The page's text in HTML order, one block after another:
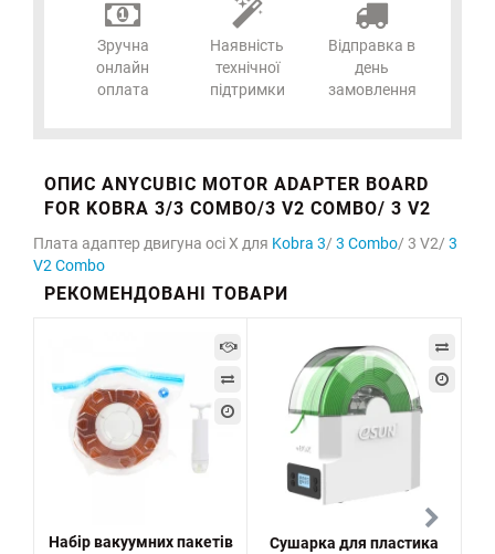
Зручна
онлайн
оплата
Наявність
технічної
підтримки
Відправка в
день
замовлення
ОПИС ANYCUBIC MOTOR ADAPTER BOARD
FOR KOBRA 3/3 COMBO/3 V2 COMBO/ 3 V2
Плата адаптер двигуна осі X для Kobra 3/ 3 Combo/ 3 V2/ 3
V2 Combo
РЕКОМЕНДОВАНІ ТОВАРИ
Набір вакуумних пакетів
Сушарка для пластика